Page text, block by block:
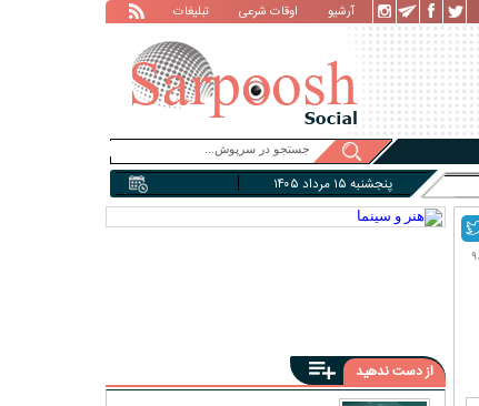
تبلیغات اوقات شرعی آرشیو
پنجشنبه ۱۵ مرداد ۱۴۰۵
از دست ندهید